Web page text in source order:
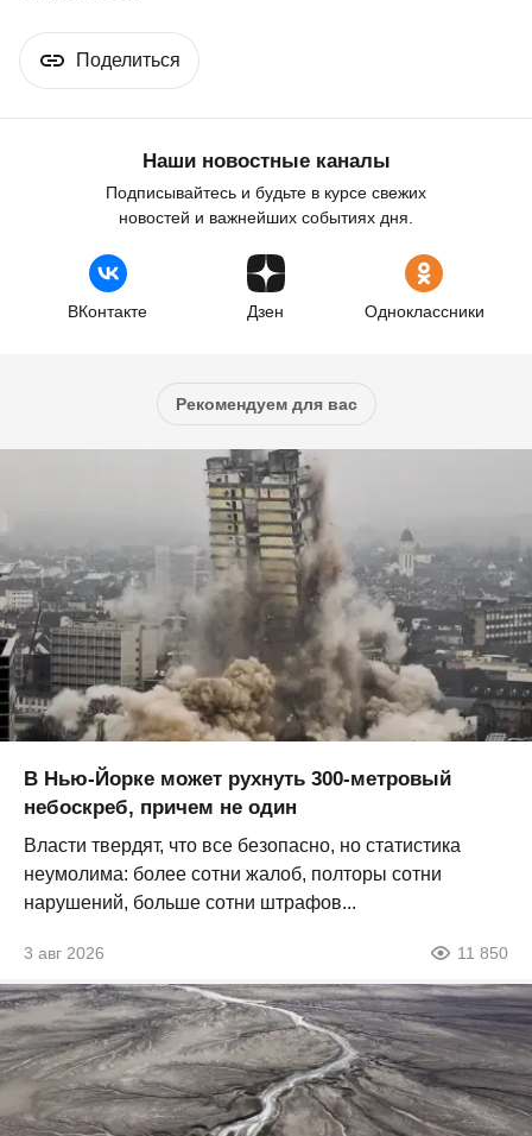
Поделиться
Наши новостные каналы
Подписывайтесь и будьте в курсе свежих
новостей и важнейших событиях дня.
ВКонтакте Дзен Одноклассники
Рекомендуем для вас
В Нью-Йорке может рухнуть 300-метровый
небоскреб, причем не один
Власти твердят, что все безопасно, но статистика
неумолима: более сотни жалоб, полторы сотни
нарушений, больше сотни штрафов...
3 авг 2026 11 850